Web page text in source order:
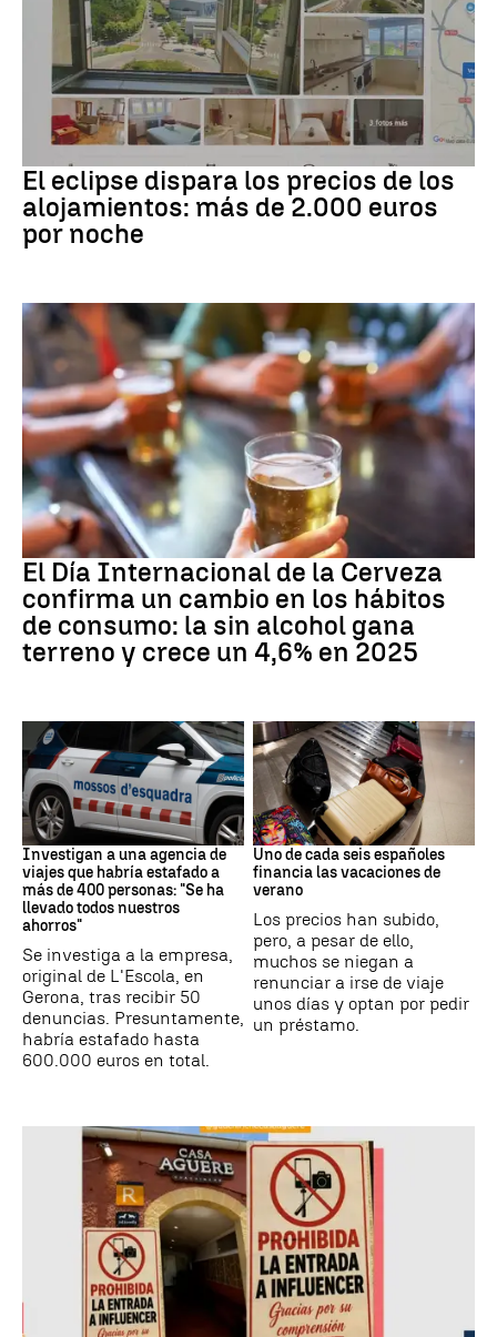
Eclipse solar
El eclipse dispara los precios de los
alojamientos: más de 2.000 euros
por noche
Día Internacional Cerveza
El Día Internacional de la Cerveza
confirma un cambio en los hábitos
de consumo: la sin alcohol gana
terreno y crece un 4,6% en 2025
Estafa
Investigan a una agencia de
viajes que habría estafado a
más de 400 personas: "Se ha
llevado todos nuestros
ahorros"
Se investiga a la empresa,
original de L'Escola, en
Gerona, tras recibir 50
denuncias. Presuntamente,
habría estafado hasta
600.000 euros en total.
Subida precios
Uno de cada seis españoles
financia las vacaciones de
verano
Los precios han subido,
pero, a pesar de ello,
muchos se niegan a
renunciar a irse de viaje
unos días y optan por pedir
un préstamo.